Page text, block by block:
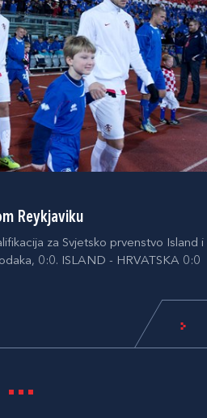
Reykjaviku
za Svjetsko prvenstvo Island i
0:0. ISLAND - HRVATSKA 0:0